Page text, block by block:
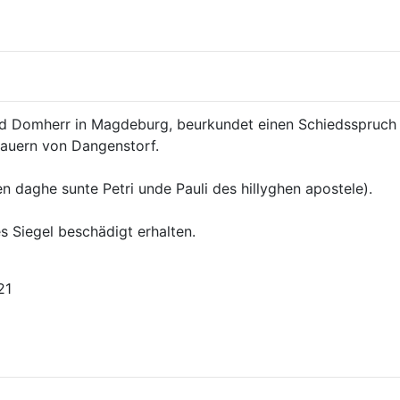
Domherr in Magdeburg, beurkundet einen
von Dangenstorf.
daghe sunte Petri unde Pauli des hillyghen apostele).
Siegel beschädigt erhalten.